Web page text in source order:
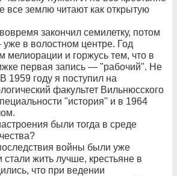
все землю читают как открытую
закончил семилетку, потом
в волостном центре. Год
мелиорации и горжусь тем, что в
первая запись — "рабочий". Не
1959 году я поступил на
факультет Вильнюсского
"история" и в 1964
были тогда в среде
войны были уже
жить лучше, крестьяне в
что при ведении